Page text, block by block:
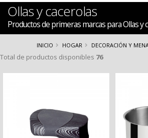
Ollas y cacerolas
Productos de primeras marcas para Ollas y
INICIO HOGAR DECORACIÓN Y
Total de productos disponibles 76